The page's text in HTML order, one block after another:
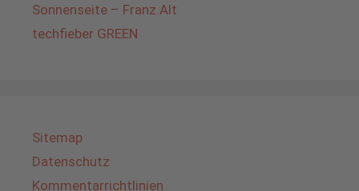
Sonnenseite – Franz Alt
techfieber GREEN
Sitemap
Datenschutz
Kommentarrichtlinien